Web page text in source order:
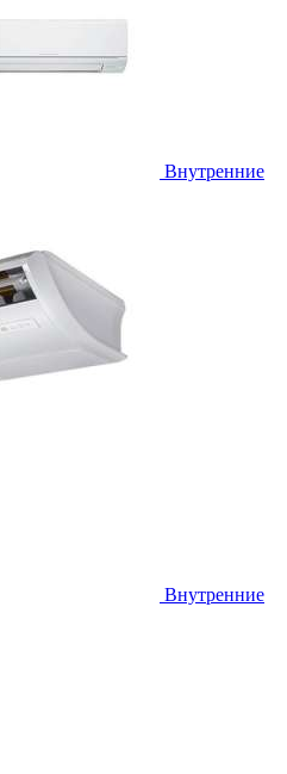
Внутренние
Внутренние